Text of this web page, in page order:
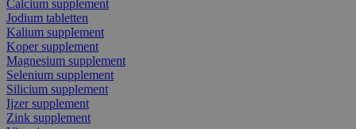
Calcium supplement
Jodium tabletten
Kalium supplement
Koper supplement
Magnesium supplement
Selenium supplement
Silicium supplement
Ijzer supplement
Zink supplement